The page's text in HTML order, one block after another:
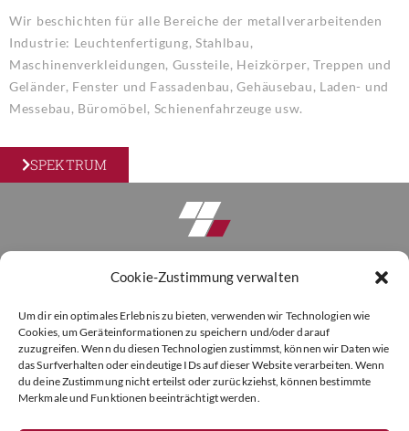
Cookie-Zustimmung verwalten
Um dir ein optimales Erlebnis zu bieten, verwenden wir Technologien wie
Cookies, um Geräteinformationen zu speichern und/oder darauf
zuzugreifen. Wenn du diesen Technologien zustimmst, können wir Daten wie
das Surfverhalten oder eindeutige IDs auf dieser Website verarbeiten. Wenn
du deine Zustimmung nicht erteilst oder zurückziehst, können bestimmte
Merkmale und Funktionen beeinträchtigt werden.
Wir beschichten für alle Bereiche der metallverarbeitenden
Industrie: Leuchtenfertigung, Stahlbau,
Maschinenverkleidungen, Gussteile, Heizkörper, Treppen und
Geländer, Fenster und Fassadenbau, Gehäusebau, Laden- und
Messebau, Büromöbel, Schienenfahrzeuge usw.
SPEKTRUM
Anfrage-Formular
Downloads
About Us
Kontakt